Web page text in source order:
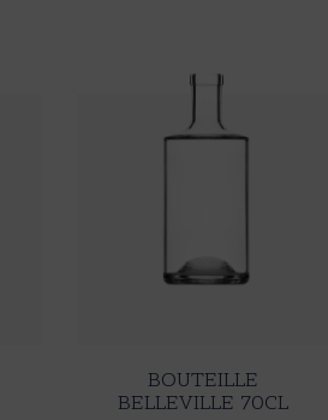
BOUTEILLE
BELLEVILLE 70CL